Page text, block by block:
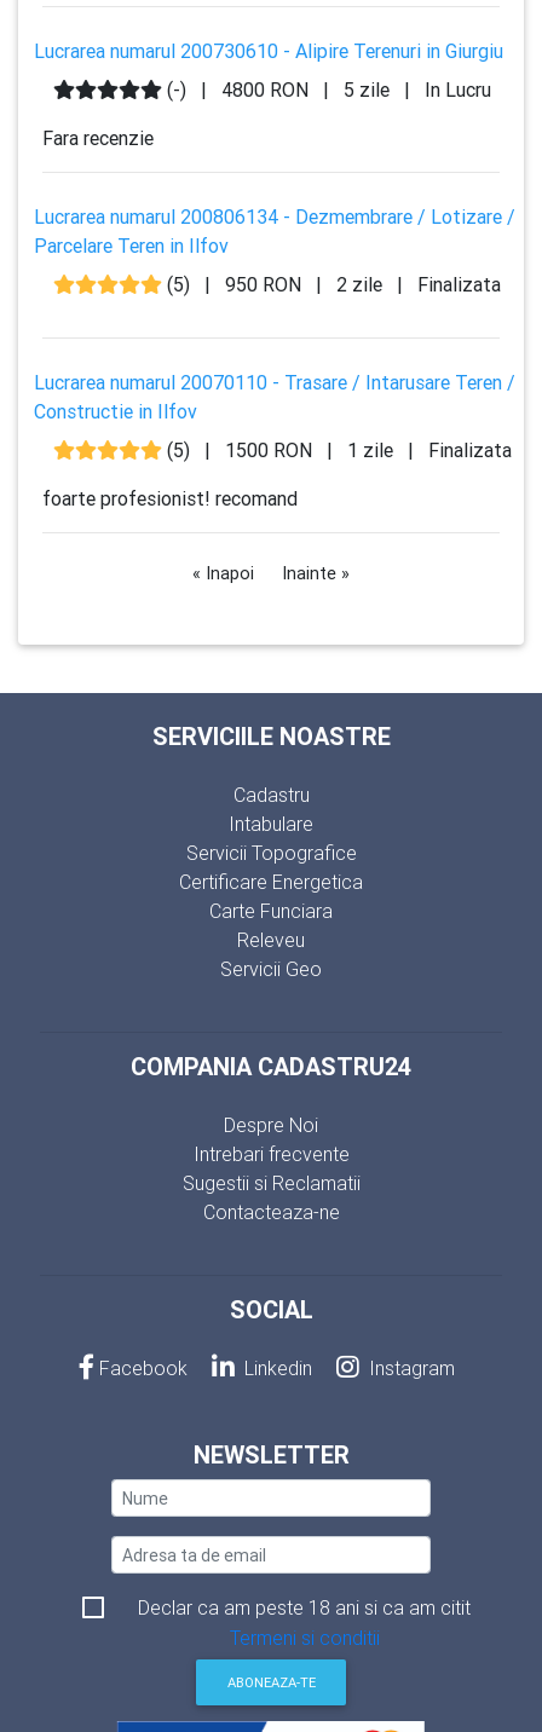
Lucrarea numarul 200730610 - Alipire Terenuri in Giurgiu
(-)
| 4800 RON | 5 zile |
In Lucru
Fara recenzie
Lucrarea numarul 200806134 - Dezmembrare / Lotizare /
Parcelare Teren in Ilfov
(5)
| 950 RON | 2 zile | Finalizata
Lucrarea numarul 20070110 - Trasare / Intarusare Teren /
Constructie in Ilfov
(5)
| 1500 RON | 1 zile |
Finalizata
foarte profesionist! recomand
« Inapoi Inainte »
SERVICIILE NOASTRE
Cadastru
Intabulare
Servicii Topografice
Certificare Energetica
Carte Funciara
Releveu
Servicii Geo
COMPANIA CADASTRU24
Despre Noi
Intrebari frecvente
Sugestii si Reclamatii
Contacteaza-ne
SOCIAL
Facebook Linkedin Instagram
NEWSLETTER
Declar ca am peste 18 ani si ca am citit
Termeni si conditii
ABONEAZA-TE